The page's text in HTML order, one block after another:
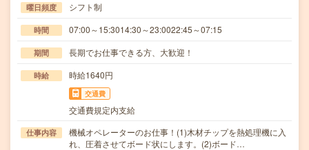
曜日頻度 シフト制
時間 07:00～15:3014:30～23:0022:45～07:15
期間 長期でお仕事できる方、大歓迎！
時給 時給1640円
交通費
交通費規定内支給
仕事内容
機械オペレーターのお仕事！(1)木材チップを熱処理機に入
れ、圧着させてボード状にします。(2)ボード…